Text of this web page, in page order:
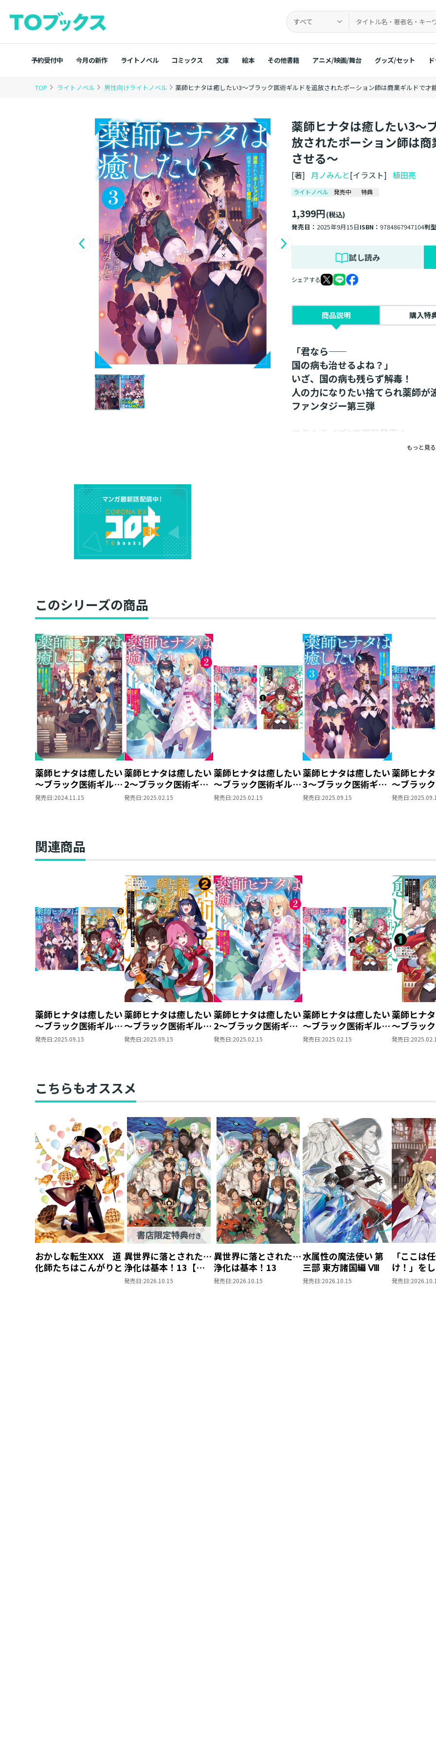
すべて
予約受付中 今月の新作 ライトノベル コミックス 文庫 絵本 その他書籍 アニメ/映画/舞台 グッズ/セット
TOP ライトノベル 男性向けライトノベル 薬師ヒナタは癒したい3～ブラック医術ギルドを追放されたポーション師は商業ギルドで才
薬師ヒナタは癒したい3～
放されたポーション師は
させる～
[著] 月ノみんと[イラスト]植田亮
ライトノベル 発売中 特典
1,399円(税込)
発売日：2025年9月15日ISBN：9784867947104判
試し読み
シェアする
商品説明 購入特
「君なら――
国の病も治せるよね？」
いざ、国の病も残らず解毒！
人の力になりたい捨てられ薬師が
ファンタジー第三弾
コミカライズ2巻同日発売！
書き下ろし番外編巻末収録！
植田亮
小説イラストやスマホゲームなどのキャ
り他諸々、絵に関することをいろいろや
もっと見る
このシリーズの商品
薬師ヒナタは癒したい
～ブラック医術ギルド
を追放されたポーショ
発売日:2024.11.15
薬師ヒナタは癒したい
2～ブラック医術ギル
ドを追放されたポーシ
発売日:2025.02.15
薬師ヒナタは癒したい
～ブラック医術ギルド
を追放されたポーショ
発売日:2025.02.15
薬師ヒナタは癒したい
3～ブラック医術ギル
ドを追放されたポーシ
発売日:2025.09.15
薬師ヒナ
～ブラッ
を追放され
発売日:
関連商品
薬師ヒナタは癒したい
～ブラック医術ギルド
を追放されたポーショ
クス第2巻 2冊同時
購入セット【特典SS
付き】
発売日:2025.09.15
薬師ヒナタは癒したい
～ブラック医術ギルド
を追放されたポーショ
発売日:2025.09.15
薬師ヒナタは癒したい
2～ブラック医術ギル
ドを追放されたポーシ
発売日:2025.02.15
薬師ヒナタは癒したい
～ブラック医術ギルド
を追放されたポーショ
発売日:2025.02.15
薬師ヒナ
～ブラッ
を追放され
発売日:
こちらもオススメ
おかしな転生XXX 道
化師たちはこんがりと
異世界に落とされた…
浄化は基本！13【ピ
ッコマ限定SS付き】
発売日:2026.10.15
異世界に落とされた…
浄化は基本！13
発売日:2026.10.15
水属性の魔法使い 第
三部 東方諸国編 Ⅷ
発売日:2026.10.15
「ここは
け！」を
がりの望ま
発売日: